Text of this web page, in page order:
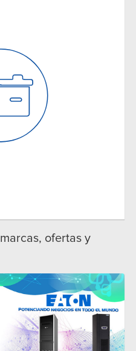
ofertas y